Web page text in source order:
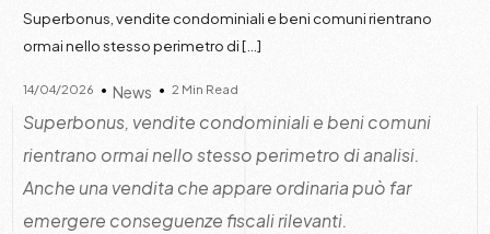
Superbonus, vendite condominiali e beni comuni rientrano
ormai nello stesso perimetro di […]
14/04/2026 News 2 Min Read
Superbonus, vendite condominiali e beni comuni
rientrano ormai nello stesso perimetro di analisi.
Anche una vendita che appare ordinaria può far
emergere conseguenze fiscali rilevanti.